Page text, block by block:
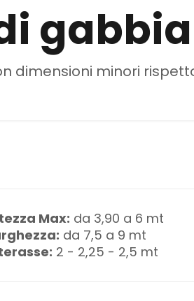
dimensioni minori
Max: da 3,90 a 6 mt
da 7,5 a 9 mt
2 - 2,25 - 2,5 mt